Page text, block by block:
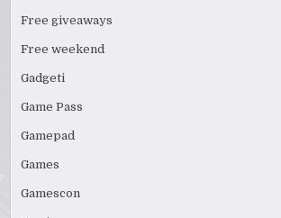
Free giveaways
Free weekend
Gadgeti
Game Pass
Gamepad
Games
Gamescon